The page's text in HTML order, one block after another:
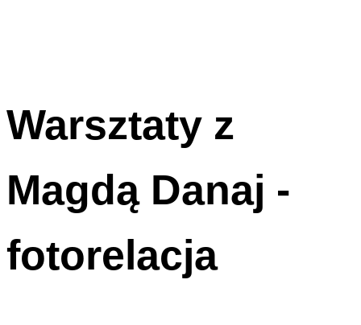
Warsztaty z
Magdą Danaj -
fotorelacja